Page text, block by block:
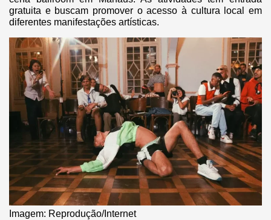
gratuita e buscam promover o acesso à cultura local em
diferentes manifestações artísticas.
Imagem: Reprodução/Internet